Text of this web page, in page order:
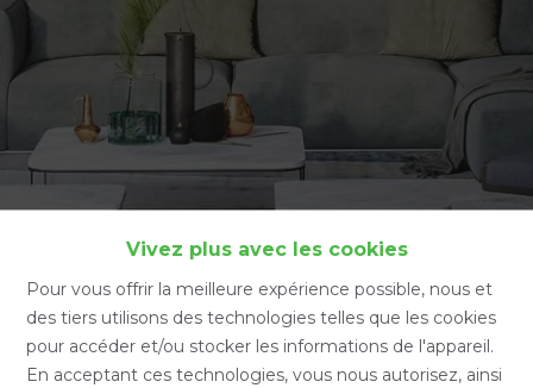
Vivez plus avec les cookies
Pour vous offrir la meilleure expérience possible, nous et
des tiers utilisons des technologies telles que les cookies
pour accéder et/ou stocker les informations de l'appareil.
En acceptant ces technologies, vous nous autorisez, ainsi
Accueil
Accueil